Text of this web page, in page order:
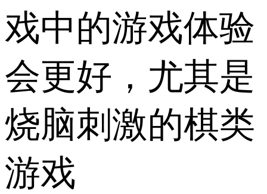
戏中的游戏体验
会更好，尤其是
烧脑刺激的棋类
游戏